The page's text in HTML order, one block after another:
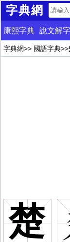
字典網
康熙字典 說文解字
字典網>> 國語字典>>
楚